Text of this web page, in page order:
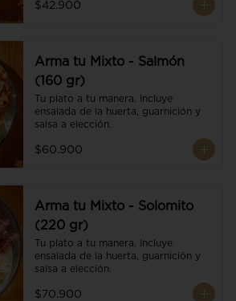
$42.900
Arma tu Mixto - Salmón
(160 gr)
Tu plato a tu manera. Incluye
ensalada de la huerta, guarnición y
salsa a elección.
$60.900
Arma tu Mixto - Solomito
(220 gr)
Tu plato a tu manera. Incluye
ensalada de la huerta, guarnición y
salsa a elección.
$70.900